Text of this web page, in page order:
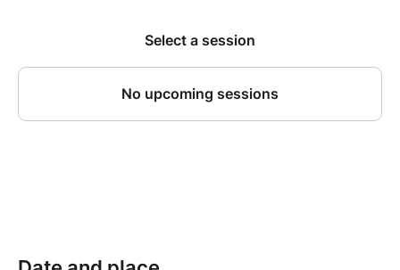
chronométré imposé par le tirage au sort, Yves et
déconcertante : relier ces 15 fragments pour
construire une seule et grande histoire continue. Loin
de subir la contrainte, ces deux as de la scène s'en